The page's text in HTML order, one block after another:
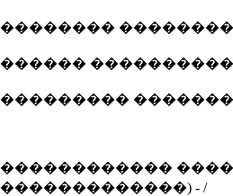
��������
������
���������
������������
�������������) - /